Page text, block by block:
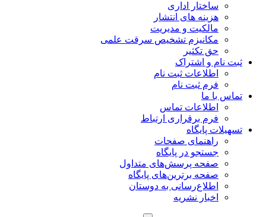
ساختار اداری
هزینه های انتشار
مالکیت و مدیریت
ﻣﮑﺎﻧﯿﺰم ﺗﺸﺨﯿﺺ ﺳﺮﻗﺖ ﻋﻠﻤﯽ
حق تکثیر
نام و اشتراک
اطلاعات ثبت نام
فرم ثبت نام
با ما
اطلاعات تماس
فرم برقراری ارتباط
پایگاه
راهنمای صفحات
جستجو در پایگاه
صفحه پرسش‌های متداول
صفحه برترین‌های پایگاه
اطلاع‌رسانی به دوستان
اخبار نشریه